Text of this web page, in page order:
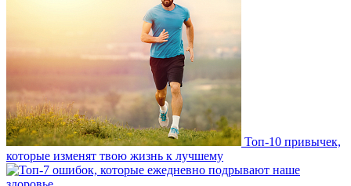
Топ-10 привычек,
которые изменят твою жизнь к лучшему